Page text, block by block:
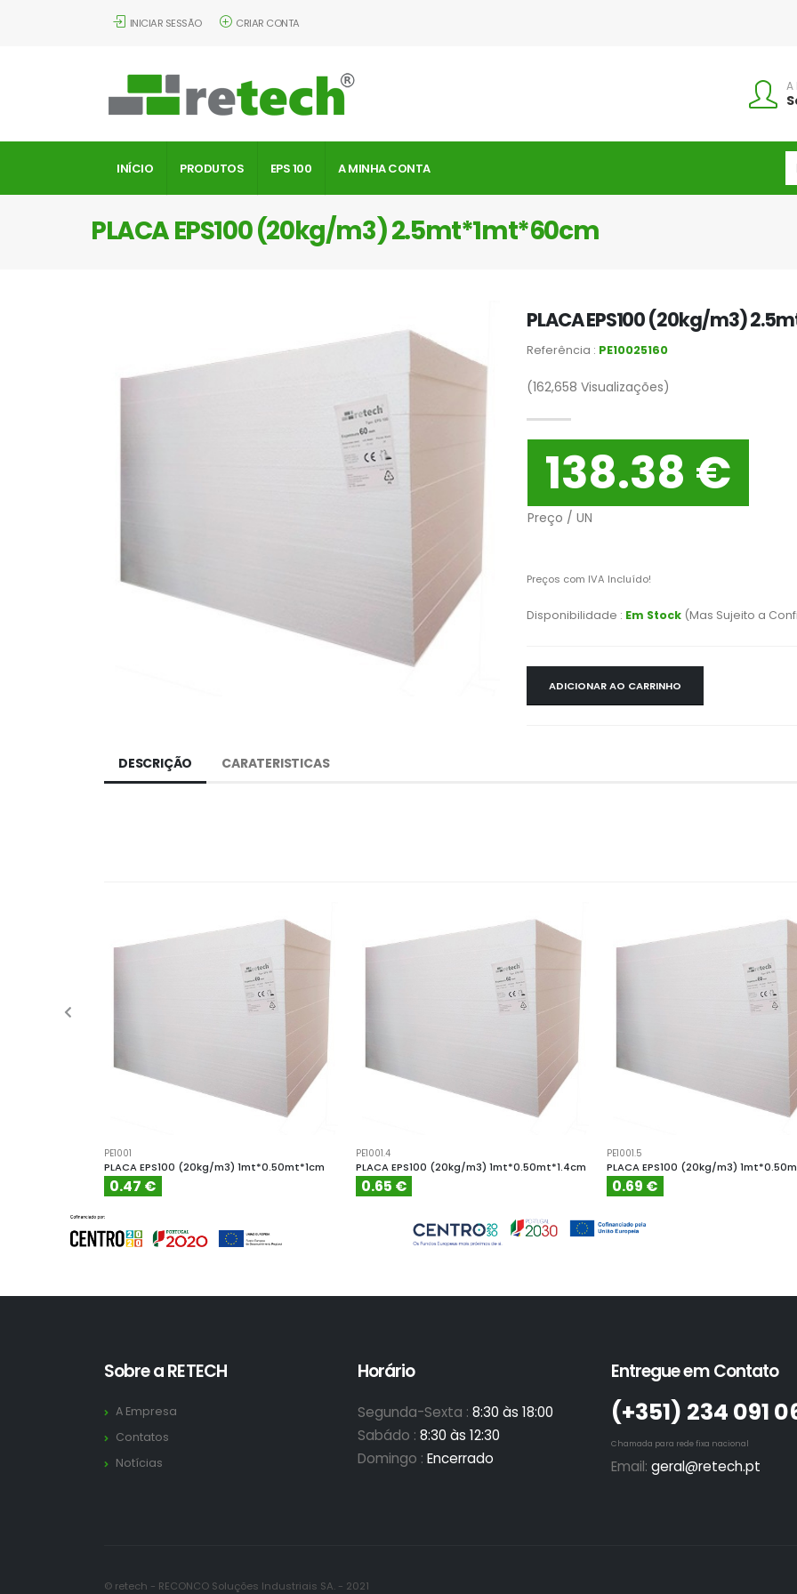
INICIAR SESSÃO CRIAR CONTA
A
INÍCIO PRODUTOS EPS 100 A MINHA CONTA
PLACA EPS100 (20kg/m3) 2.5mt*1mt*60cm
PLACA EPS100 (20kg/m3)
Referência : PE10025160
(162,658 Visualizações)
138.38 €
Preço / UN
Preços com IVA Incluído!
Disponibilidade : Em Stock (Mas Sujeito a
ADICIONAR AO CARRINHO
DESCRIÇÃO CARATERISTICAS
PE1001
PLACA EPS100 (20kg/m3) 1mt*0.50mt*1cm
0.47 €
PE1001.4
PLACA EPS100 (20kg/m3) 1mt*0.50mt*1.4cm
0.65 €
PE1001.5
PLACA EPS100 (20kg/m3)
0.69 €
Sobre a RETECH
A Empresa
Contatos
Notícias
Horário
Segunda-Sexta : 8:30 às 18:00
Sabádo : 8:30 às 12:30
Domingo : Encerrado
Entregue em Contato
(+351)­ 234 091
Chamada para rede fixa nacional
Email: geral@retech.pt
© retech - RECONCO Soluções Industriais SA. - 2021